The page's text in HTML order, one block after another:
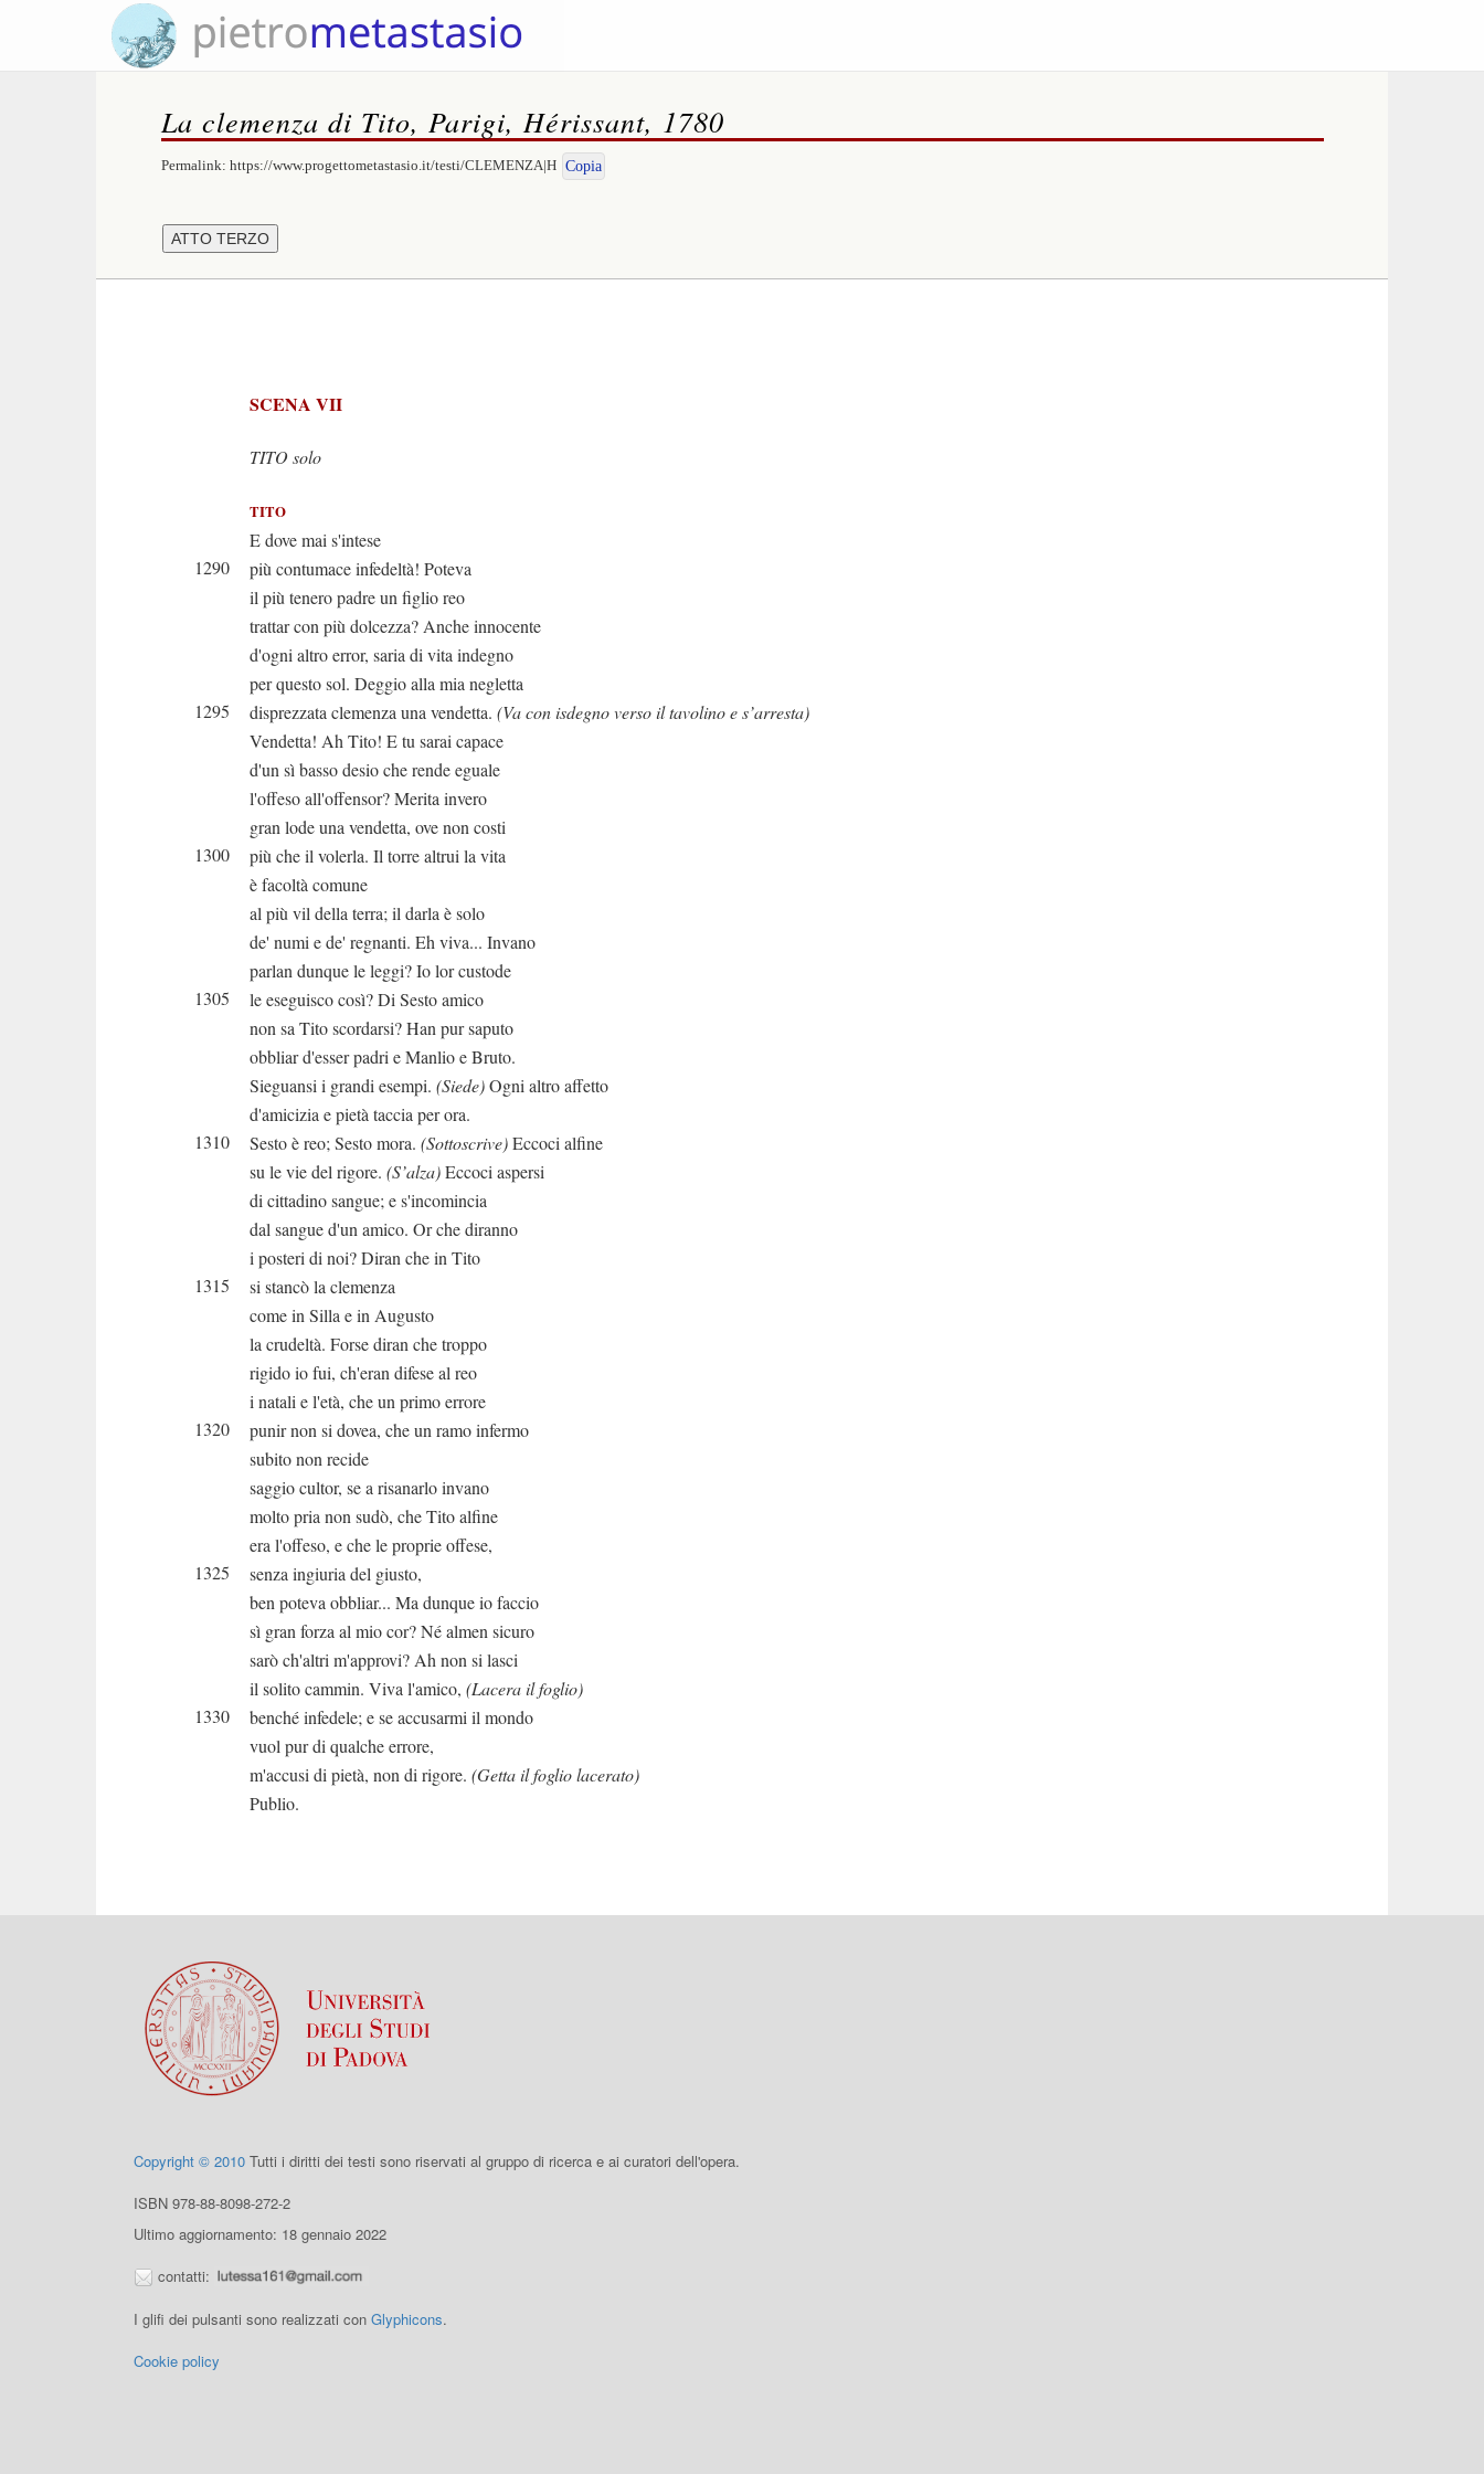
La clemenza di Tito, Parigi, Hérissant, 1780
Permalink: https://www.progettometastasio.it/testi/CLEMENZA|H Copia
SCENA VII
TITO solo
TITO
E dove mai s'intese
1290
più contumace infedeltà! Poteva
il più tenero padre un figlio reo
trattar con più dolcezza? Anche innocente
d'ogni altro error, saria di vita indegno
per questo sol. Deggio alla mia negletta
1295
disprezzata clemenza una vendetta. (Va con isdegno verso il tavolino e s’arresta)
Vendetta! Ah Tito! E tu sarai capace
d'un sì basso desio che rende eguale
l'offeso all'offensor? Merita invero
gran lode una vendetta, ove non costi
1300
più che il volerla. Il torre altrui la vita
è facoltà comune
al più vil della terra; il darla è solo
de' numi e de' regnanti. Eh viva... Invano
parlan dunque le leggi? Io lor custode
1305
le eseguisco così? Di Sesto amico
non sa Tito scordarsi? Han pur saputo
obbliar d'esser padri e Manlio e Bruto.
Sieguansi i grandi esempi. (Siede)Ogni altro affetto
d'amicizia e pietà taccia per ora.
1310
Sesto è reo; Sesto mora. (Sottoscrive)Eccoci alfine
su le vie del rigore. (S’alza)Eccoci aspersi
di cittadino sangue; e s'incomincia
dal sangue d'un amico. Or che diranno
i posteri di noi? Diran che in Tito
1315
si stancò la clemenza
come in Silla e in Augusto
la crudeltà. Forse diran che troppo
rigido io fui, ch'eran difese al reo
i natali e l'età, che un primo errore
1320
punir non si dovea, che un ramo infermo
subito non recide
saggio cultor, se a risanarlo invano
molto pria non sudò, che Tito alfine
era l'offeso, e che le proprie offese,
1325
senza ingiuria del giusto,
ben poteva obbliar... Ma dunque io faccio
sì gran forza al mio cor? Né almen sicuro
sarò ch'altri m'approvi? Ah non si lasci
il solito cammin. Viva l'amico, (Lacera il foglio)
1330
benché infedele; e se accusarmi il mondo
vuol pur di qualche errore,
m'accusi di pietà, non di rigore. (Getta il foglio lacerato)
Publio.
Copyright © 2010 Tutti i diritti dei testi sono riservati al gruppo di ricerca e ai curatori dell'opera.
ISBN 978-88-8098-272-2
Ultimo aggiornamento: 18 gennaio 2022
contatti:
I glifi dei pulsanti sono realizzati con Glyphicons.
Cookie policy